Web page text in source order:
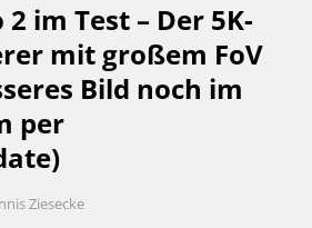
2 im Test – Der 5K-
mit großem FoV
Bild noch im
per
Ziesecke